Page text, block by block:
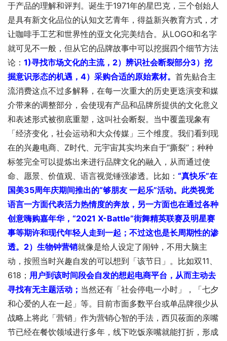
于产品的理解和评判。诞生于1971年的星巴克，三个创始人
是具有新文化品位的认知文艺青年，得益新兴教育方式，才
让咖啡手工艺和世界性的亚文化完美结合。从LOGO和名字
就可见不一般，但从它的品牌故事中可以挖掘四个细节方法
论： 1)寻找市场文化的主流，2）辨识社会断裂部分3）挖
掘意识形态的机遇，4）采购合适的原始素材。 首先贴合主
流消费这点不过多解释，在每一次重大的历史更迭演变和媒
介带来的调整部分，会使现有产品和品牌所提供的文化意义
和表述形式被彻底重塑，这叫社会断裂。当中覆盖现象有
「经济变化，社会运动和大众传媒」三个维度。我们看到现
在的兴趣电商、Z时代、元宇宙其实均来自于“撕裂”；种种
标签完全可以提炼出来进行品牌文化的融入，从而通过使
命、愿景、价值观、语言视觉锤强渗透。比如： “真快乐”在
国美35周年庆期间推出的“够朋友 一起乐”活动。 此类视觉
语言一方面代表活力热情度的奔放，另一方面也在通过各种
创意嗨购嘉年华，“2021 X-Battle”街舞精英联赛及明星赛
事等期许和现代年轻人走到一起；不过这也是长周期性的渗
透。 2）生物钟营销就像是给人设定了闹钟，不用大脑主
动，按照当时兴趣自发的可以想到「该节日」。比如双11、
618； 用户到该时间段会自发的想起电商平台，从而主动去
寻找有无主题活动； 当然还有「社会停电一小时」，「七夕
和心爱的人在一起」等。目前市面多数平台或单品牌很少从
战略上将此「营销」作为营销心智的手法，西贝莜面的亲嘴
节已经在餐饮领域进行多年，线下吃饭亲嘴就能打折，形成